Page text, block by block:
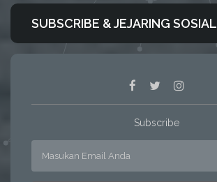
SUBSCRIBE & JEJARING SOSIAL
Subscribe